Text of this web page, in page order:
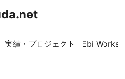
実績・プロジェクト Ebi